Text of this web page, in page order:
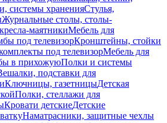
системы храненияСтулья,
Журнальные столы, столы-
маятникиМебель для
под телевизорКронштейны, стойки
под телевизорМебель для
в прихожуюПолки и системы
подставки для
Ключницы, газетницыДетская
Полки, стеллажи для
Кровати детскиеДетские
Наматрасники, защитные чехлы